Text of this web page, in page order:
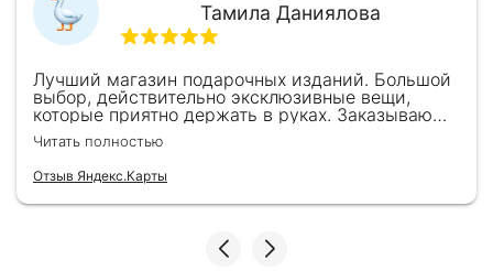
Тамила Даниялова
Лучший магазин подарочных изданий. Большой
выбор, действительно эксклюзивные вещи,
которые приятно держать в руках. Заказываю
здесь уже второй раз для бизнес-партнеров,
всегда всё безупречно — от общения с
консультантами до качества самих книг.
Однозначно рекомендую
Читать полностью
Отзыв Яндекс.Карты